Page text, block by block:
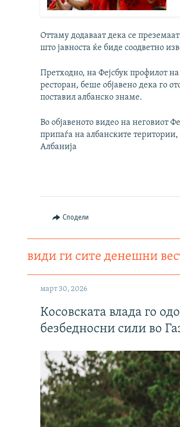
Оттаму додаваат дека се
што јавноста ќе биде соодветно
Претходно, на Фејсбук профилот
ресторан, беше објавено дека го
поставил албанско знаме.
Во објавеното видео на неговиот
припаѓа на албанските
Албанија
Сподели
види ги сите денешни
март 30, 2026
Косовската влада го
безбедносни сили во